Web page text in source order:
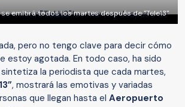
emitirá todos los martes después de "Tele13"
pero no tengo clave para decir cómo
estoy agotada. En todo caso, ha sido
la periodista que cada martes,
, mostrará las emotivas y variadas
que llegan hasta el Aeropuerto